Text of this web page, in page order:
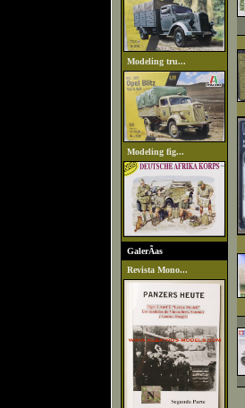
Modeling tru...
Modeling fig...
GalerÃ­as
Revista Mono...